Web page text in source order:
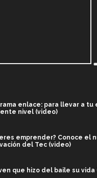
enlace: para llevar a tu
nivel (video)
emprender? Conoce el
del Tec (video)
que hizo del baile su vida